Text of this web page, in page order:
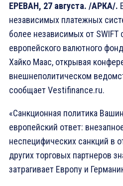
ЕРЕВАН, 27 августа. /АРКА/.
независимых платежных
более независимых от SWIFT
европейского валютного
Хайко Маас, открывая
внешнеполитическом
сообщает Vestifinance.ru.
«Санкционная политика
европейский ответ:
неспецифических санкций в
других торговых партнеров
затрагивает Европу и